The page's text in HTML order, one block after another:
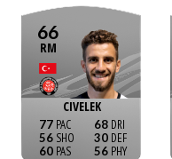
66
RM
CIVELEK
77
56
60
68
30
56